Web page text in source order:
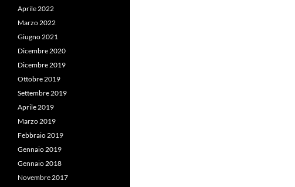
Aprile 2022
Marzo 2022
Giugno 2021
Dicembre 2020
Dicembre 2019
Ottobre 2019
Settembre 2019
Aprile 2019
Marzo 2019
Febbraio 2019
Gennaio 2019
Gennaio 2018
Novembre 2017